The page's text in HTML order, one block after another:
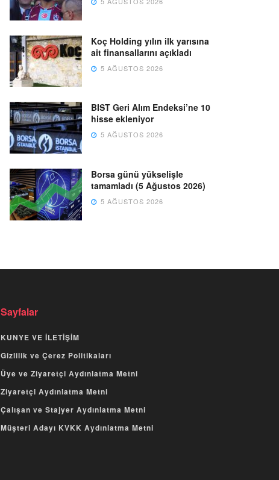
Koç Holding yılın ilk yarısına
ait finansallarını açıkladı
5 AĞUSTOS 2026
BIST Geri Alım Endeksi’ne 10
hisse ekleniyor
5 AĞUSTOS 2026
Borsa günü yükselişle
tamamladı (5 Ağustos 2026)
5 AĞUSTOS 2026
Sayfalar
KUNYE VE İLETİŞİM
Gizlilik ve Çerez Politikaları
Üye ve Ziyaretçi Aydınlatma Metni
Ziyaretçi Aydınlatma Metni
Çalışan ve Stajyer Aydınlatma Metni
Müşteri Adayı KVKK Aydınlatma Metni